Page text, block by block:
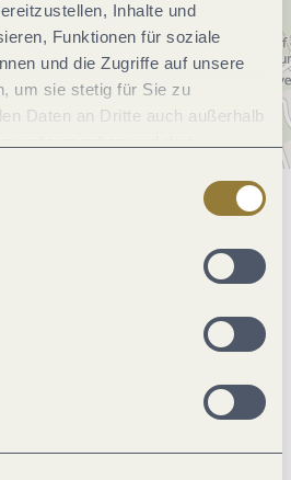
Inhalte und
Funktionen für soziale
und die Zugriffe auf unsere
um sie stetig für Sie zu
Daten an Dritte auch außerhalb
Mit der Auswahl "Alle
in der Nutzung
Informationen